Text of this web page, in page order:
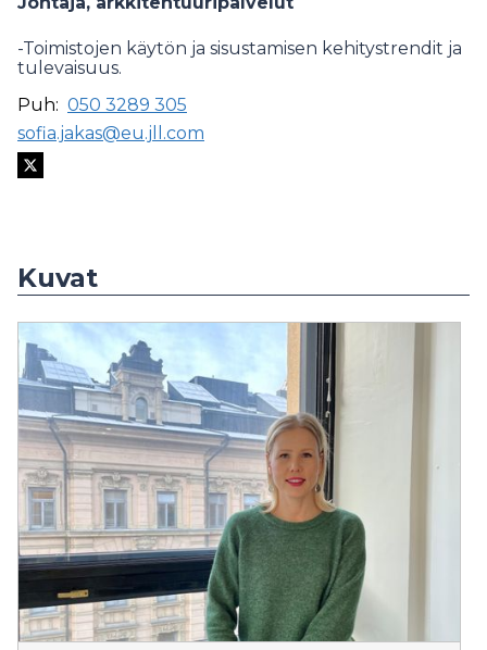
-Toimistojen käytön ja sisustamisen kehitystrendit ja
tulevaisuus.
Puh: 050 3289 305
sofia.jakas@eu.jll.com
Kuvat